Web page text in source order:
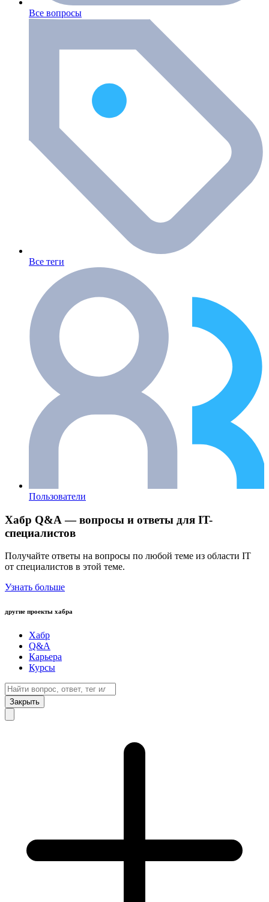
Все вопросы
Все теги
Пользователи
Хабр Q&A — вопросы и ответы для IT-
специалистов
Получайте ответы на вопросы по любой теме из области IT
от специалистов в этой теме.
Узнать больше
другие проекты хабра
Хабр
Q&A
Карьера
Курсы
Закрыть